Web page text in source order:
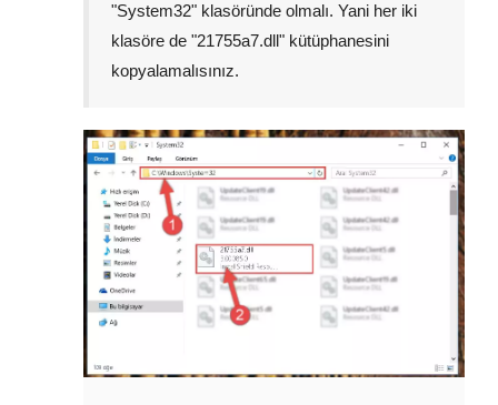
"System32" klasöründe olmalı. Yani her iki
klasöre de "21755a7.dll" kütüphanesini
kopyalamalısınız.